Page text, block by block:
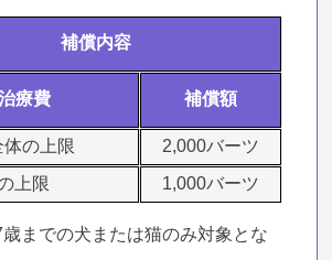
補償内容
療費 補償額
の上限
2,000バーツ
上限
1,000バーツ
までの犬または猫のみ対象とな